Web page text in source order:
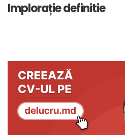
Implorație definitie